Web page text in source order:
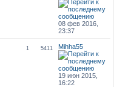
08 фев 2016,
23:37
1 5411 Mihha55
19 июн 2015,
16:22